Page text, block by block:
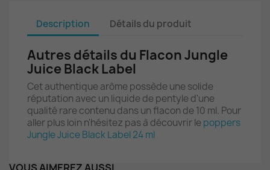
Description Détails du produit
Autres détails du Flacon Jungle
Juice Black Label
Cet authentique arôme possède une solide
réputation avec un liquide de pentyle d'une
qualité rare contenu dans un flacon de 10 ml. Pour
aller plus loin n'hésitez pas à découvrir lepoppers
Jungle Juice Black Label 24 ml